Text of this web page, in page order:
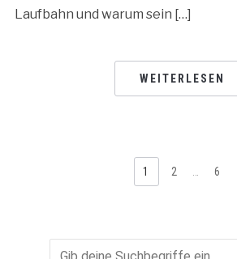
Laufbahn und warum sein […]
WEITERLESEN
SEITENNUMMERIERUNG
1 2 6